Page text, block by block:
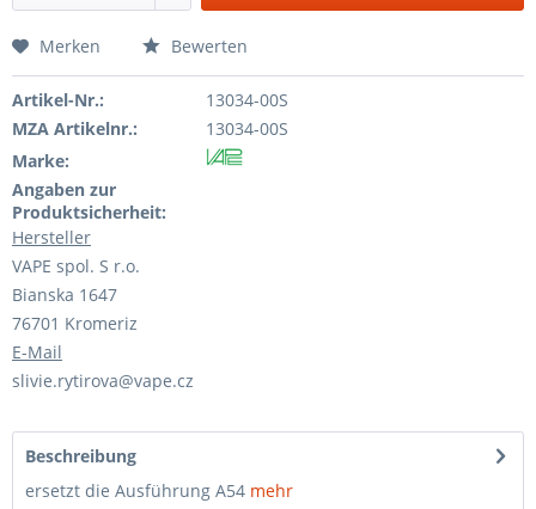
Merken Bewerten
Artikel-Nr.:
13034-00S
MZA Artikelnr.:
13034-00S
Marke:
Angaben zur
Produktsicherheit:
Hersteller
VAPE spol. S r.o.
Bianska 1647
76701 Kromeriz
E-Mail
slivie.rytirova@vape.cz
Beschreibung
ersetzt die Ausführung A54 mehr